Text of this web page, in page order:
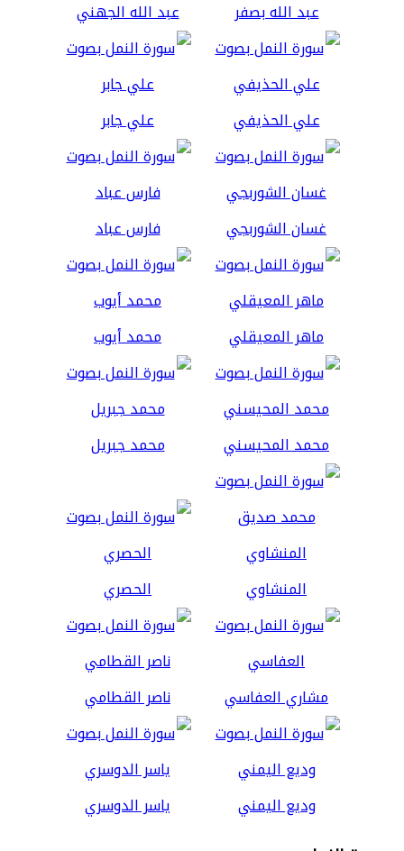
عبد الله بصفر عبد الله الجهني
علي الحذيفي علي جابر
غسان الشوربجي فارس عباد
ماهر المعيقلي محمد أيوب
محمد المحيسني محمد جبريل
المنشاوي الحصري
مشاري العفاسي ناصر القطامي
وديع اليمني ياسر الدوسري